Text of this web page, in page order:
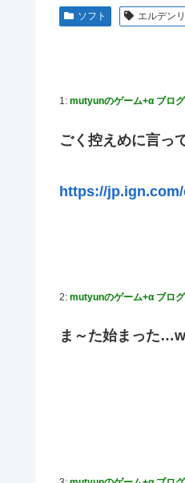
【アイマス】 アイドル
るとアホほど時間かか
【艦これ】今回のかわ
PS4「アイマススター
【デレマス】 橘ありす
ヴィクターはエインフ
成人向けゲーム『ヤ
内閣広報官「高市総理
ソフト エルデン
1: mutyunのゲーム+α ブログ
ごく控えめに言っ
https://
2: mutyunのゲーム+α ブログ
ま～た始まった…w